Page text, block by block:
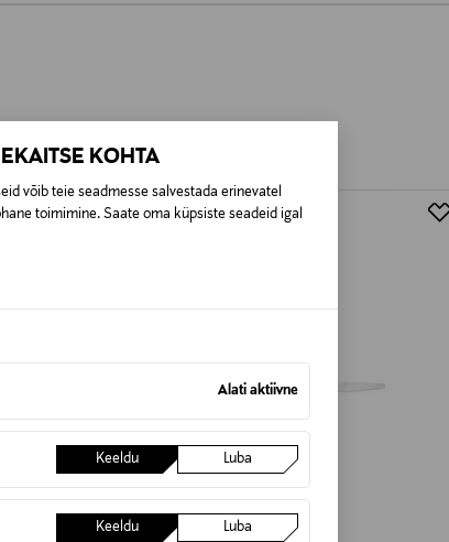
KOHTA
võib teie seadmesse salvestada erinevatel
toimimine. Saate oma küpsiste seadeid igal
Alati aktiivne
Keeldu Luba
Keeldu Luba